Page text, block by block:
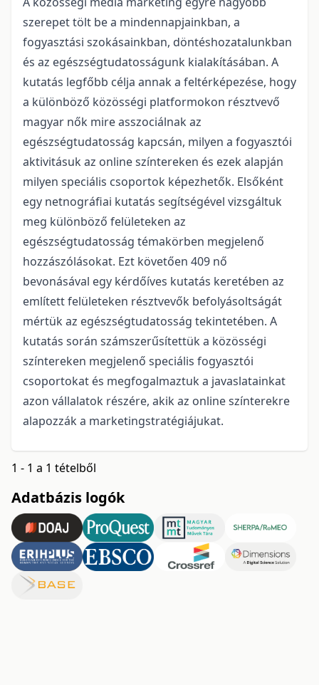
szerepet tölt be a mindennapjainkban, a
fogyasztási szokásainkban, döntéshozatalunkban
és az egészségtudatosságunk kialakításában. A
kutatás legfőbb célja annak a feltérképezése, hogy
a különböző közösségi platformokon résztvevő
magyar nők mire asszociálnak az
egészségtudatosság kapcsán, milyen a fogyasztói
aktivitásuk az online színtereken és ezek alapján
milyen speciális csoportok képezhetők. Elsőként
egy netnográfiai kutatás segítségével vizsgáltuk
meg különböző felületeken az
egészségtudatosság témakörben megjelenő
hozzászólásokat. Ezt követően 409 nő
bevonásával egy kérdőíves kutatás keretében az
említett felületeken résztvevők befolyásoltságát
mértük az egészségtudatosság tekintetében. A
kutatás során számszerűsítettük a közösségi
színtereken megjelenő speciális fogyasztói
csoportokat és megfogalmaztuk a javaslatainkat
azon vállalatok részére, akik az online színterekre
alapozzák a marketingstratégiájukat.
1 - 1 a 1 tételből
Adatbázis logók